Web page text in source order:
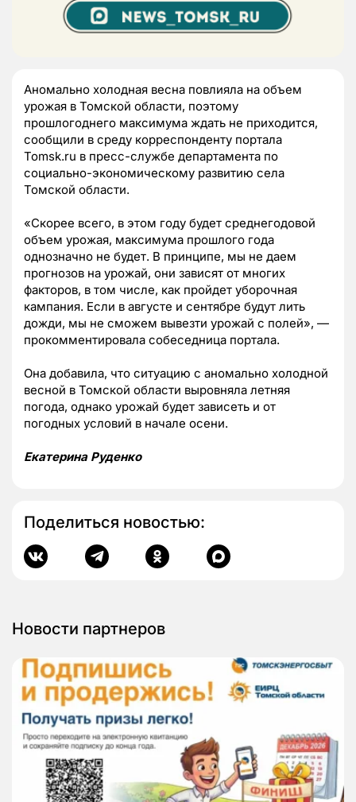
Аномально холодная весна повлияла на объем
урожая в Томской области, поэтому
прошлогоднего максимума ждать не приходится,
сообщили в среду корреспонденту портала
Tomsk.ru в пресс-службе департамента по
социально-экономическому развитию села
Томской области.
«Скорее всего, в этом году будет среднегодовой
объем урожая, максимума прошлого года
однозначно не будет. В принципе, мы не даем
прогнозов на урожай, они зависят от многих
факторов, в том числе, как пройдет уборочная
кампания. Если в августе и сентябре будут лить
дожди, мы не сможем вывезти урожай с полей», —
прокомментировала собеседница портала.
Она добавила, что ситуацию с аномально холодной
весной в Томской области выровняла летняя
погода, однако урожай будет зависеть и от
погодных условий в начале осени.
Екатерина Руденко
Поделиться новостью:
Новости партнеров